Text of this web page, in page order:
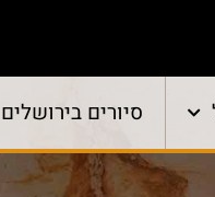
סיורים בירושלים